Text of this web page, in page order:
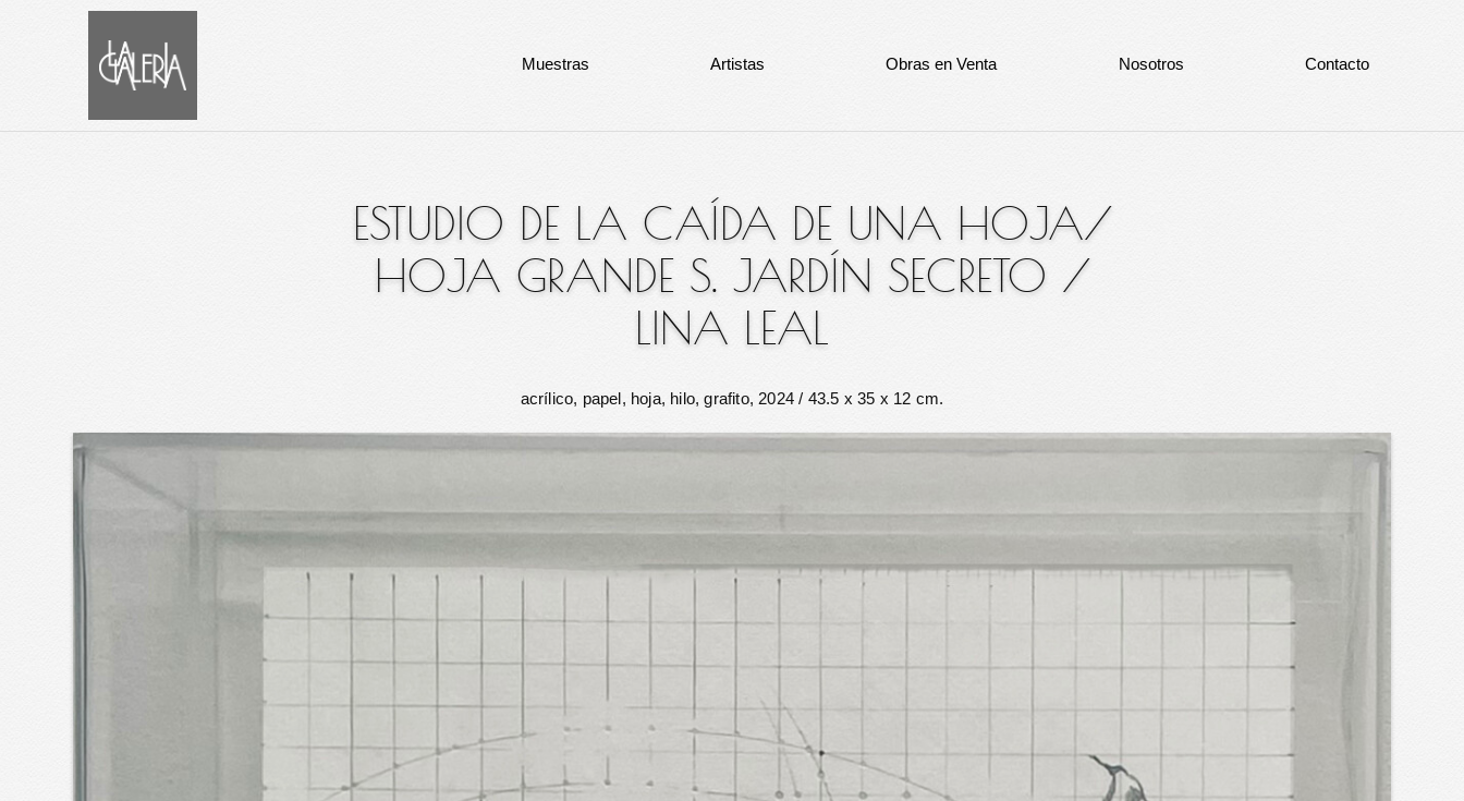
Muestras Artistas Obras en Venta Nosotros Contacto
ESTUDIO DE LA CAÍDA DE UNA HOJA/
HOJA GRANDE S. JARDÍN SECRETO /
LINA LEAL
acrílico, papel, hoja, hilo, grafito, 2024/ 43.5 x 35 x 12 cm.